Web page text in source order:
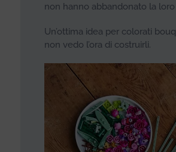
non hanno abbandonato la
Un’ottima idea per colorati
non vedo l’ora di costruirli.